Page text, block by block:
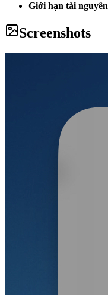
Giới hạn tài nguyên
Screenshots